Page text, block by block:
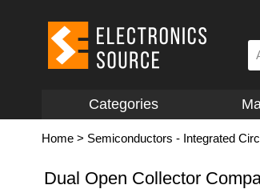
Categories
Home > Semiconductors - Integrated
Dual Open Collector